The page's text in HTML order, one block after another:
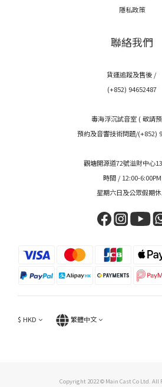
隱私政策
聯絡我們
貨運追蹤及售後 /
(+852) 94652487
毒海浮沉試音室 ( 敬請
預約及音響技術問題/(+852)
觀塘開源道72號溢財中心
時間 / 12:00-6:00PM
星期六日及公眾假期
$ HKD 繁體中文
Copyright 2022 © Main Cast Co Ltd. All